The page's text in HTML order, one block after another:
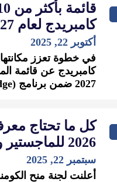
كامبريدج لعام 2026/2027
أكتوبر 22, 2025
في خطوة تعزز مكانتها
2027 ضمن برنامج (Cambridge...
كل ما تحتاج
2026 للماجستير والدكتوراه
سبتمبر 22, 2025